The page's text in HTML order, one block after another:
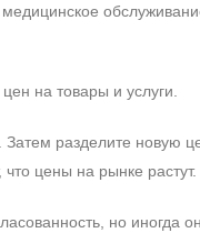
на товары и услуги.
разделите новую
цены на рынке растут.
но иногда